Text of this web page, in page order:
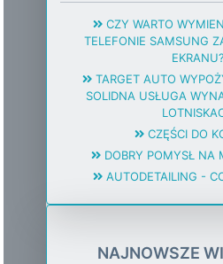
CZY WARTO
TELEFONIE SAMSUNG
EKRANU?
TARGET AUTO
SOLIDNA USŁUGA
CZĘŚCI DO
DOBRY POMYSŁ NA
AUTODETAILING -
NAJNOWSZE